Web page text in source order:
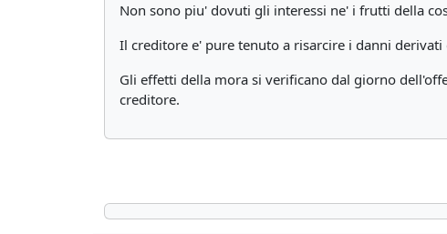
Non sono piu' dovuti gli interessi ne' i frutti della
Il creditore e' pure tenuto a risarcire i danni derivati
Gli effetti della mora si verificano dal giorno
creditore.